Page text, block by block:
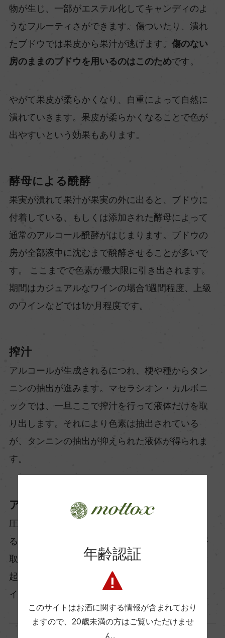
物が生じ、一部がエステル化してキャンディのよ
うなフルーティさができます。傷ついたり、潰れ
たブドウでは果皮から果汁が逃げます。 傷のない
房のままのブドウを用いるのはこのためです。
やがて果皮が柔らかくなり、自重によって自然に
潰れていきます。果皮が柔らかくなることで色が
出やすいという効果もあります。
酵母による醗酵
果実が潰れて果汁が果実の外に出ると、ブドウに
付着している、もしくは添加された酵母によって
通常のアルコール醗酵がはじまります。ブドウの
房が全部液中に沈むまで醗酵させることが多いで
す。 ここまでで色素が最大限に引き出されます。
期間はカジュアルなワインの場合1週間程度、上級
のワインなどでは1か月程度です。
搾汁
アルコールが生成されるにつれ、梗や種からタン
ニンの抽出が進みます。マセラシオン・カルボニ
ックでは、一旦ここで搾汁を行って液体だけを取
り出します。それにより色素は抽出されている
が、タンニンの抽出が抑えられた液体が得られま
す。
アルコール醗酵
圧搾してできた液体を別の容器に移して酵母によ
るアルコール醗酵を続けます。果皮、梗、種子が
取り除かれた状態なので色素やタンニンの抽出は
起こりません。このアルコール醗酵が終わればワ
インの完成です。
年齢認証
このサイトはお酒に関する情報が含まれており
ますので、 20歳未満の方はご覧いただけませ
ん。